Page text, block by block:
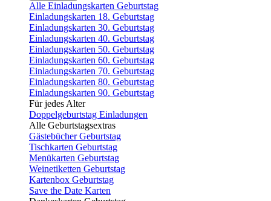
Alle Einladungskarten Geburtstag
Einladungskarten 18. Geburtstag
Einladungskarten 30. Geburtstag
Einladungskarten 40. Geburtstag
Einladungskarten 50. Geburtstag
Einladungskarten 60. Geburtstag
Einladungskarten 70. Geburtstag
Einladungskarten 80. Geburtstag
Einladungskarten 90. Geburtstag
Für jedes Alter
Doppelgeburtstag Einladungen
Alle Geburtstagsextras
Gästebücher Geburtstag
Tischkarten Geburtstag
Menükarten Geburtstag
Weinetiketten Geburtstag
Kartenbox Geburtstag
Save the Date Karten